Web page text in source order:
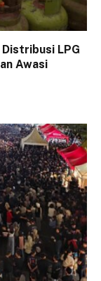
LPG
Awasi